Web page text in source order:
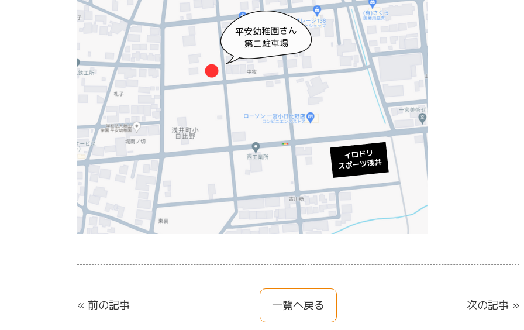
« 前の記事 一覧へ戻る 次の記事 »